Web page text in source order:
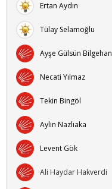
Ertan Aydın
Tülay Selamoğlu
Ayşe Gülsün Bilgehan
Necati Yılmaz
Tekin Bingöl
Aylin Nazlıaka
Levent Gök
Ali Haydar Hakverdi